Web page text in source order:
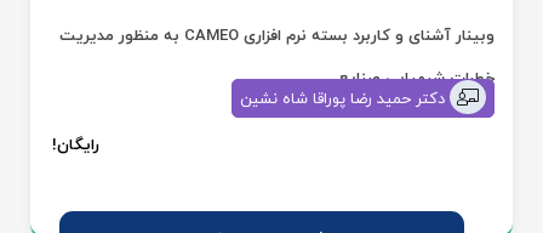
وبینار آشنای و کاربرد بسته نرم افزاری CAMEO به منظور مدیریت
خطرات شیمیایی صنایع
دکتر حمید رضا پوراقا شاه نشین
رایگان!